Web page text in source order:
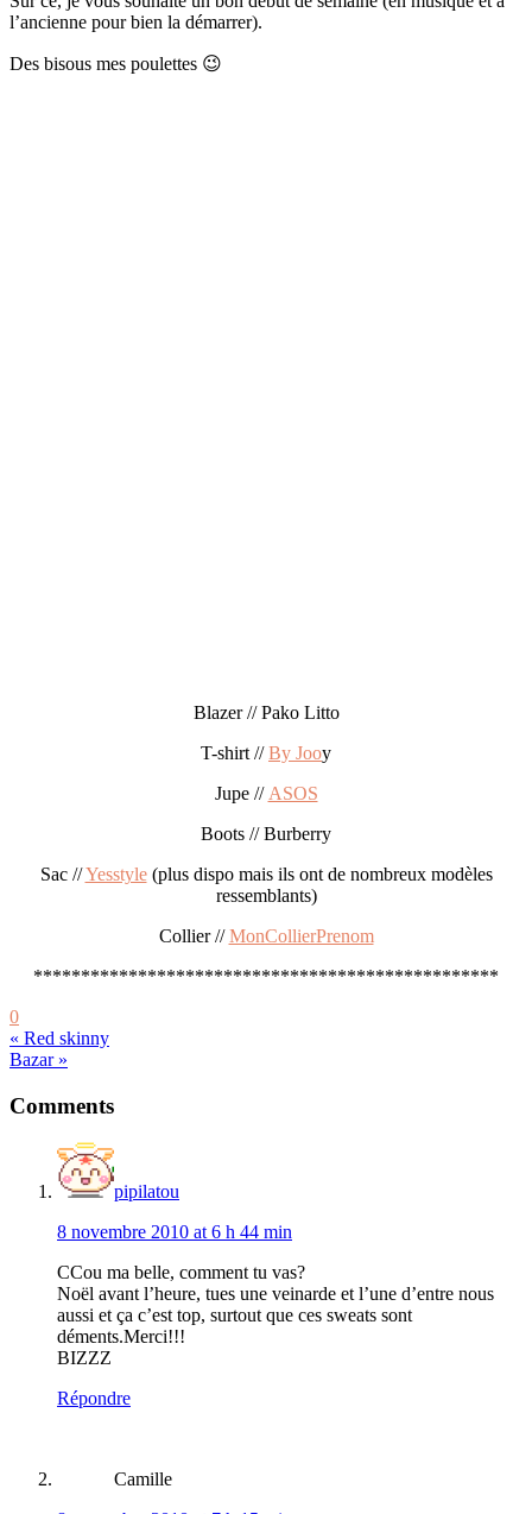
l’ancienne pour bien la démarrer).
Des bisous mes poulettes 😉
Blazer // Pako Litto
T-shirt //By Jooy
Jupe // ASOS
Boots // Burberry
Sac //Yesstyle(plus dispo mais ils ont de nombreux modèles
ressemblants)
Collier //MonCollierPrenom
*************************************************
0
« Red skinny
Bazar »
Interactions
Comments
pipilatou
8 novembre 2010 at 6 h 44 min
CCou ma belle, comment tu vas?
Noël avant l’heure, tues une veinarde et l’une d’entre nous
aussi et ça c’est top, surtout que ces sweats sont
déments.Merci!!!
BIZZZ
Répondre
Camille